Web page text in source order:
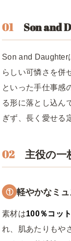
01Son and
Son and Daughter
らしい可憐さを併
といった手仕事感
る形に落とし込ん
ぎず、長く愛せる
02 主役の一
① 軽やかなミ
素材は100％コッ
れ、肌あたりもや